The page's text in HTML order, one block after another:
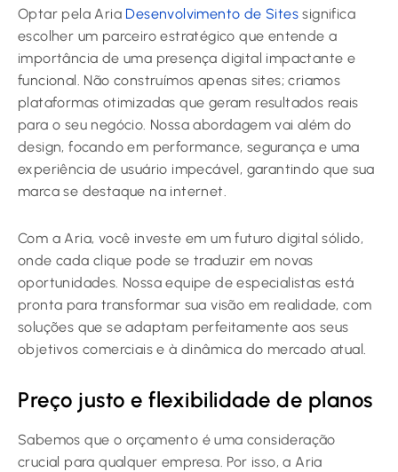
Optar pela Aria Desenvolvimento de Sites significa
escolher um parceiro estratégico que entende a
importância de uma presença digital impactante e
funcional. Não construímos apenas sites; criamos
plataformas otimizadas que geram resultados reais
para o seu negócio. Nossa abordagem vai além do
design, focando em performance, segurança e uma
experiência de usuário impecável, garantindo que sua
marca se destaque na internet.
Com a Aria, você investe em um futuro digital sólido,
onde cada clique pode se traduzir em novas
oportunidades. Nossa equipe de especialistas está
pronta para transformar sua visão em realidade, com
soluções que se adaptam perfeitamente aos seus
objetivos comerciais e à dinâmica do mercado atual.
Preço justo e flexibilidade de planos
Sabemos que o orçamento é uma consideração
crucial para qualquer empresa. Por isso, a Aria